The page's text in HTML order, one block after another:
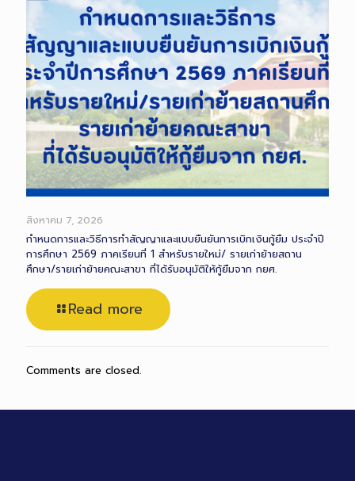
สิงหาคม 7, 2026
กำหนดการและวิธีการทำสัญญาและแบบยืนยันการเบิกเงินกู้ยืม ประจำปี
การศึกษา 2569 ภาคเรียนที่ 1 สำหรับรายใหม่/ รายเก่าย้ายสถาน
ศึกษา/รายเก่าย้ายคณะสาขา ที่ได้รับอนุมัติให้กู้ยืมจาก กยศ.
Read more
Comments are closed.